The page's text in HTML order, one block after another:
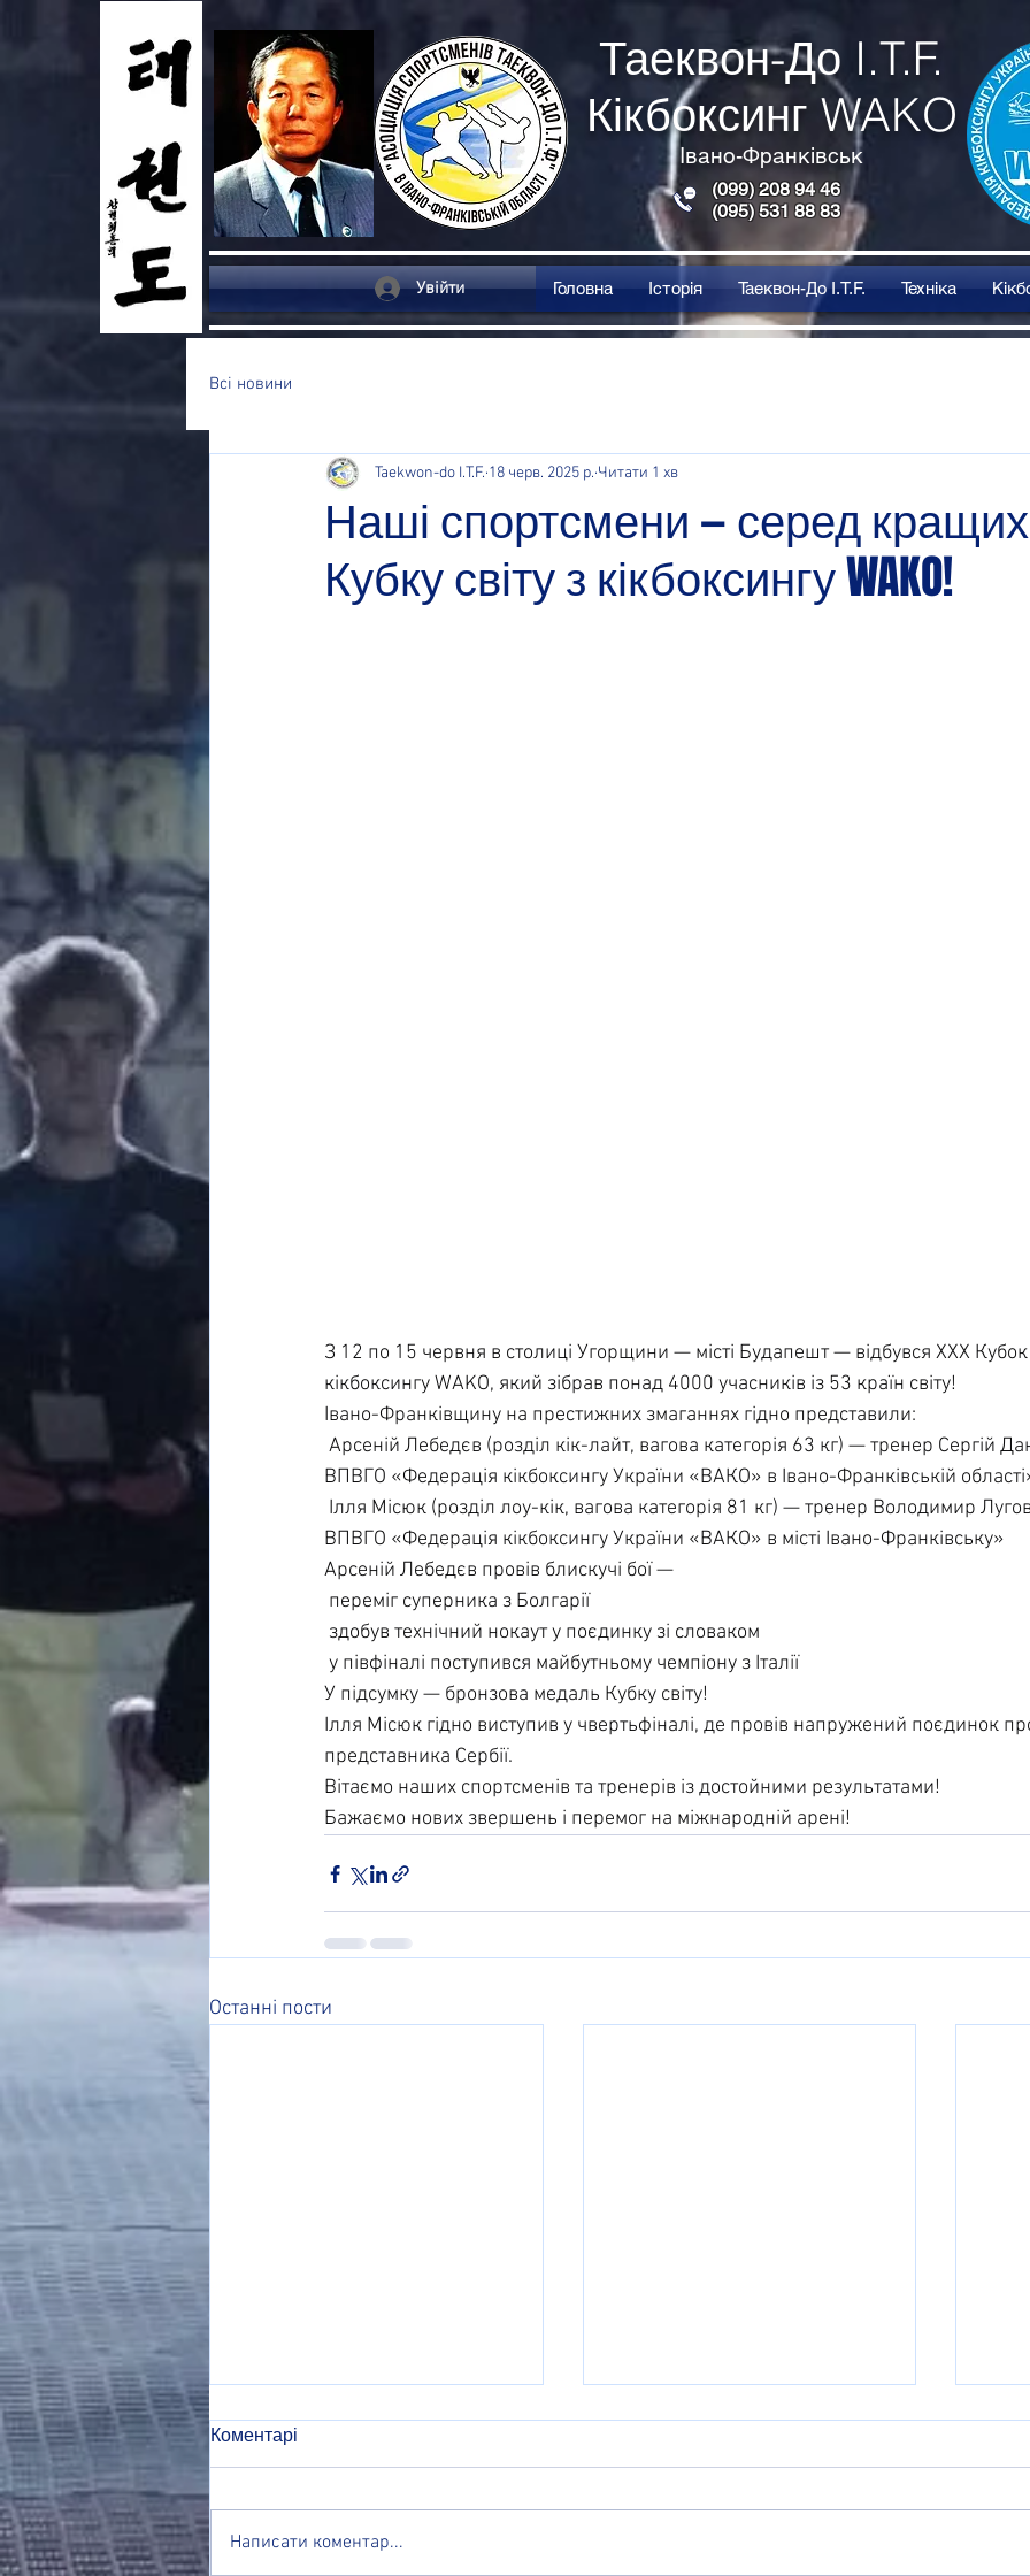
Таеквон-До I.T.F.
Кікбоксинг WAKO
Івано-Франківськ
(099) 208 94 46
(095) 531 88 83
Головна Історія Таеквон-До I.T.F. Техніка
Увійти
Всі новини
Наші спортсмени — серед
Кубку світу з кікбоксингу WAKO!
Taekwon-do I.T.F. 18 черв. 2025 р. Читати 1 хв
З 12 по 15 червня в столиці Угорщини — місті Будапешт — відбувся XXX Кубок
кікбоксингу WAKO, який зібрав понад 4000 учасників із 53 країн світу!
Івано-Франківщину на престижних змаганнях гідно представили:
Арсеній Лебедєв (розділ кік-лайт, вагова категорія 63 кг) — тренер Сергій
ВПВГО «Федерація кікбоксингу України «ВАКО» в Івано-Франківській
Ілля Місюк (розділ лоу-кік, вагова категорія 81 кг) — тренер Володимир
ВПВГО «Федерація кікбоксингу України «ВАКО» в місті Івано-Франківську»
Арсеній Лебедєв провів блискучі бої —
переміг суперника з Болгарії
здобув технічний нокаут у поєдинку зі словаком
у півфіналі поступився майбутньому чемпіону з Італії
У підсумку — бронзова медаль Кубку світу!
Ілля Місюк гідно виступив у чвертьфіналі, де провів напружений поєдинок
представника Сербії.
Вітаємо наших спортсменів та тренерів із достойними результатами!
Бажаємо нових звершень і перемог на міжнародній арені!
Останні пости
Olympic Day 2026
Коментарі
Написати коментар...